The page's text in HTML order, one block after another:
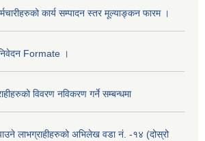
कार्य सम्पादन स्तर मूल्याङ्कन फारम ।
निवेदन Formate ।
विवरण नविकरण गर्ने सम्बन्धमा
पाउने लाभग्राहीहरुको अभिलेख वडा नं. -१४ (दोस्रो